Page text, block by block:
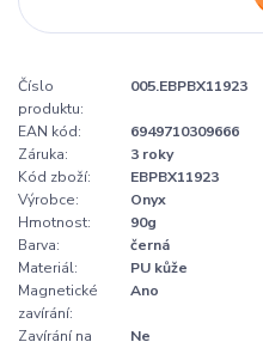
Číslo
produktu:
005.EBPBX11923
EAN kód:
6949710309666
Záruka:
3 roky
Kód zboží:
EBPBX11923
Výrobce:
Onyx
Hmotnost:
90g
Barva:
černá
Materiál:
PU kůže
Magnetické
zavírání:
Ano
Zavírání na
Ne